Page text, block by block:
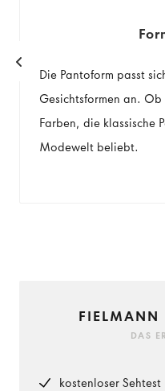
Die Pantoform passt
Gesichtsformen an.
Farben, die klassische
Modewelt beliebt.
FIELMANN
DAS
kostenloser Sehtest